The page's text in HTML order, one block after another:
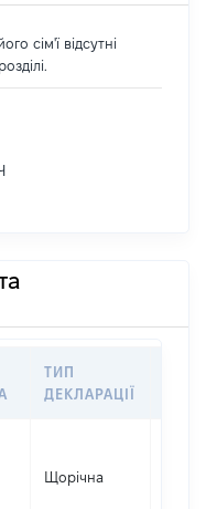
сім'ї відсутні
ТИП
ДЕКЛАРАЦІЇ
Щорічна